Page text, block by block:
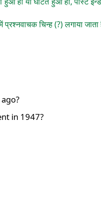
चिन्ह (?) लगाया जाता
in 1947?